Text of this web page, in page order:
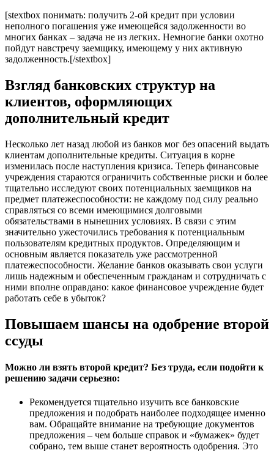
[stextbox понимать: получить 2-ой кредит при условии
неполного погашения уже имеющейся задолженности во
многих банках – задача не из легких. Немногие банки охотно
пойдут навстречу заемщику, имеющему у них активную
задолженность.[/stextbox]
Взгляд банковских структур на
клиентов, оформляющих
дополнительный кредит
Несколько лет назад любой из банков мог без опасений выдать
клиентам дополнительные кредиты. Ситуация в корне
изменилась после наступления кризиса. Теперь финансовые
учреждения стараются ограничить собственные риски и более
тщательно исследуют своих потенциальных заемщиков на
предмет платежеспособности: не каждому под силу реально
справляться со всеми имеющимися долговыми
обязательствами в нынешних условиях. В связи с этим
значительно ужесточились требования к потенциальным
пользователям кредитных продуктов. Определяющим и
основным является показатель уже рассмотренной
платежеспособности. Желание банков оказывать свои услуги
лишь надежным и обеспеченным гражданам и сотрудничать с
ними вполне оправдано: какое финансовое учреждение будет
работать себе в убыток?
Повышаем шансы на одобрение второй
ссуды
Можно ли взять второй кредит? Без труда, если подойти к
решению задачи серьезно:
Рекомендуется тщательно изучить все банковские
предложения и подобрать наиболее подходящее именно
вам. Обращайте внимание на требующие документов
предложения – чем больше справок и «бумажек» будет
собрано, тем выше станет вероятность одобрения. Это